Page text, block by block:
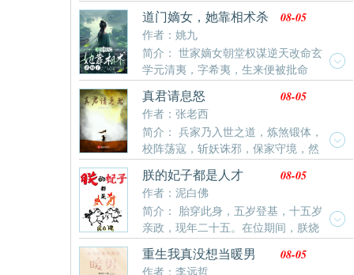
你大爷的，封璟你这弱鸡玩意儿滚一边儿玩泥巴去，你
除了帅一
承人……而他马上就要成为一场血祭仪式的牺牲品。既
然退无可退，那就只能一往无前，以自己的冷静和智慧
冲破死局。但真正的危机才刚刚开始。贪婪的贵族、腐
败的官僚、僵化的教廷、凶狠的异族、残酷的邪教，命
运对雷文露出了它狰狞的獠牙。雷文不得不依靠来自蓝
星的知识和智慧、以及这具身体积累的本能和经验，积
累财富、扩展领地、提升实力，粉碎接连不断到来的危
机。从男爵，到子爵、伯爵、侯爵、公爵，以至于——
国王！……许多年后，“女王收集者，精灵帝国的帝侯，
荣耀兽人的可汗，血腥高地的征服者，大陆与海洋的共
主，生灵的庇护者，在世真神”雷文身披九阶铠甲【鲜血
君临】手握【无尽兵锋】端坐在王座之上，义正言辞地
说道：“许多人说我是依靠疯狂、无耻、卑鄙、狡诈才阴
谋撺掇了王位。但这是纯粹的污蔑！我能获得今天的成
就，来自于我骨子里的智慧、高贵、优雅和仁慈！”……
历史的浩荡，从来不是简单的对与错便可以评判。绵柔
道门嫡女，她靠相术杀
疯了
作者：姚九
08-05
简介： 世家嫡女朝堂权谋逆天改命玄
学元清夷，字希夷，生来便被批命
——煞星照命，活不过双十。她本是顶级世家嫡长女，
却被鸠占鹊巢，以庶代嫡。什么命中注定？她执太素九
相入世，断阴判阳，预生死，篡天命！一枚铜钱破北斗
司命局，搏一条通天之路。
真君请息怒
作者：张老西
08-05
简介： 兵家乃入世之道，炼煞锻体，
校阵荡寇，斩妖诛邪，保家守境，然
不修性命，寿不过百。王玄魂穿修真界，已修兵家，只
能凭借人望推演盘，将兵家术法推演至巅峰，争一线生
机，自此踏鬼穴、捣妖巢、伐山破庙…许多年后，众多
大教祖师聚集一堂，脸色难看：“说什么妖鬼邪魔，黑暗
动乱…”“他王玄，才是这世间最大的恐怖！”
朕的妃子都是人才
作者：泥白佛
08-05
简介： 胎穿此身，五岁登基，十五岁
亲政，现年二十五。在位期间，朕烧
玻璃，制肥皂，研发水泥，育种水稻。教太后麻将养
老，率将士塞外烧烤，创建皇家银行，修缮各省直道。
重生我真没想当暖男
作者：李远哲
08-05